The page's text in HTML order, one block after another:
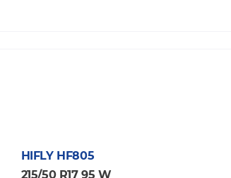
HIFLY HF805
215/50 R17 95 W